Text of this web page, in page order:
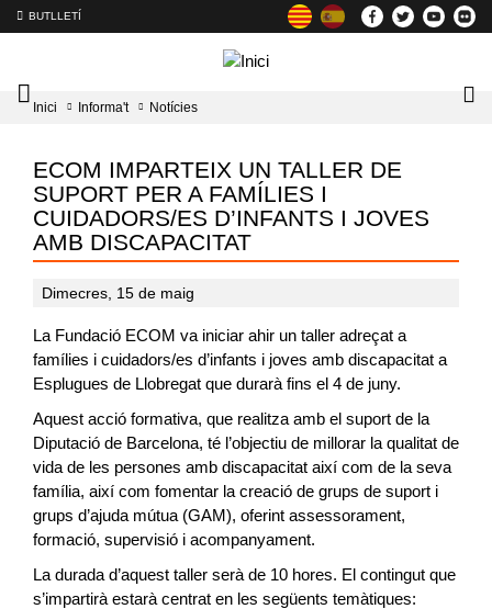
BUTLLETÍ
Mobile
menu
Inici Informa't Notícies
ECOM IMPARTEIX UN TALLER DE
SUPORT PER A FAMÍLIES I
CUIDADORS/ES D’INFANTS I JOVES
AMB DISCAPACITAT
Dimecres, 15 de maig
La Fundació ECOM va iniciar ahir un taller adreçat a
famílies i cuidadors/es d’infants i joves amb discapacitat a
Esplugues de Llobregat que durarà fins el 4 de juny.
Aquest acció formativa, que realitza amb el suport de la
Diputació de Barcelona, té l’objectiu de millorar la qualitat de
vida de les persones amb discapacitat així com de la seva
família, així com fomentar la creació de grups de suport i
grups d’ajuda mútua (GAM), oferint assessorament,
formació, supervisió i acompanyament.
La durada d’aquest taller serà de 10 hores. El contingut que
s’impartirà estarà centrat en les següents temàtiques: